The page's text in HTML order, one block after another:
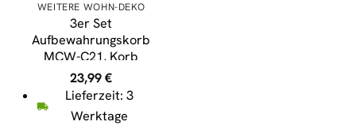
WEITERE WOHN-DEKO
3er Set
Aufbewahrungskorb
MCW-C21, Korb
Aufbewahrungsbox
Ordnungsbox
Sortierbox Regalkorb,
Bambus ~ naturfarben
23,99€
Lieferzeit: 3
Werktage